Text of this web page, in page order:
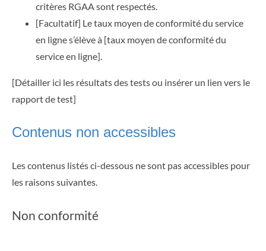
critères RGAA sont respectés.
[Facultatif] Le taux moyen de conformité du service
en ligne s’élève à [taux moyen de conformité du
service en ligne].
[Détailler ici les résultats des tests ou insérer un lien vers le
rapport de test]
Contenus non accessibles
Les contenus listés ci-dessous ne sont pas accessibles pour
les raisons suivantes.
Non conformité